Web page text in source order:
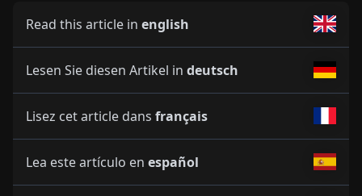
Read this article in english
Lesen Sie diesen Artikel in deutsch
Lisez cet article dans français
Lea este artículo en español